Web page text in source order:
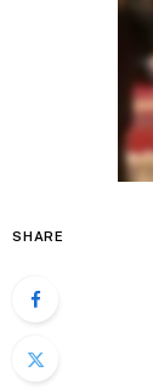
SHARE